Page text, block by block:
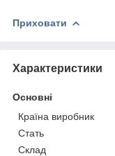
Приховати
Характеристики
Основні
Країна виробник
Стать
Склад